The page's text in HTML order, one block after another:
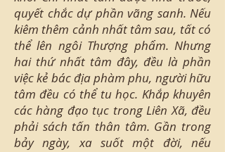
quyết chắc dự phần vãng sanh. Nếu
kiêm thêm cảnh nhất tâm sau, tất có
thể lên ngôi Thượng phẩm. Nhưng
hai thứ nhất tâm đây, đều là phần
việc kẻ bác địa phàm phu, người hữu
tâm đều có thể tu học. Khắp khuyên
các hàng đạo tục trong Liên Xã, đều
phải sách tấn thân tâm. Gần trong
bảy ngày, xa suốt một đời, nếu